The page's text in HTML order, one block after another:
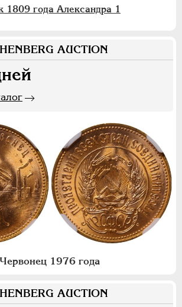
1809 года Александра 1
AUCTION
Червонец 1976 года
AUCTION